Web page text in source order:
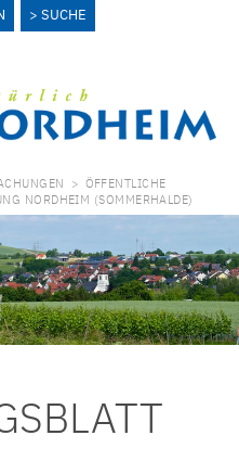
SUCHE
> ÖFFENTLICHE
NORDHEIM (SOMMERHALDE)